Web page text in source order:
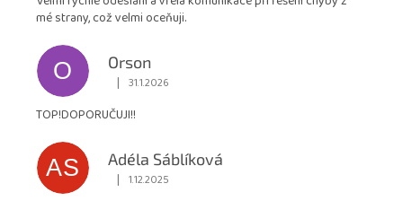
mé strany, což velmi oceňuji.
O
Orson
Hodnocení obchodu je 5 z 5 hvězdiček.
| 31.1.2026
TOP!DOPORUČUJI!!
AS
Adéla Sáblíková
Hodnocení obchodu je 5 z 5 hvězdiček.
| 1.12.2025